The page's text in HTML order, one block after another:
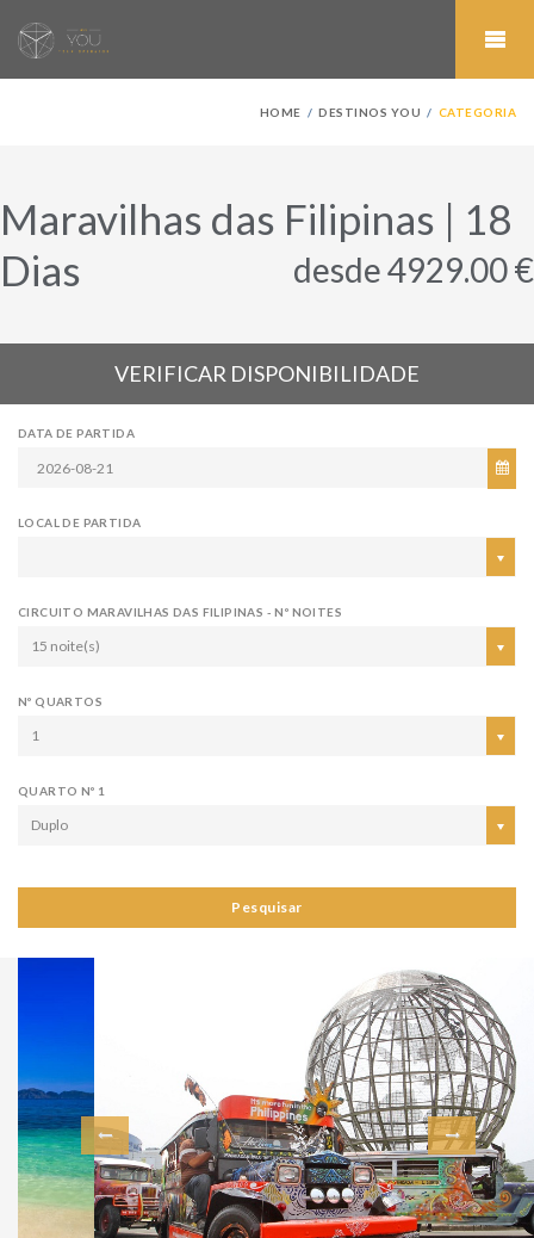
HOME DESTINOS YOU CATEGORIA
Maravilhas das Filipinas | 18
Dias
desde 4929.00 €
VERIFICAR DISPONIBILIDADE
DATA DE PARTIDA
LOCAL DE PARTIDA
CIRCUITO MARAVILHAS DAS FILIPINAS - Nº NOITES
15 noite(s)
Nº QUARTOS
1
QUARTO Nº 1
Duplo
Pesquisar